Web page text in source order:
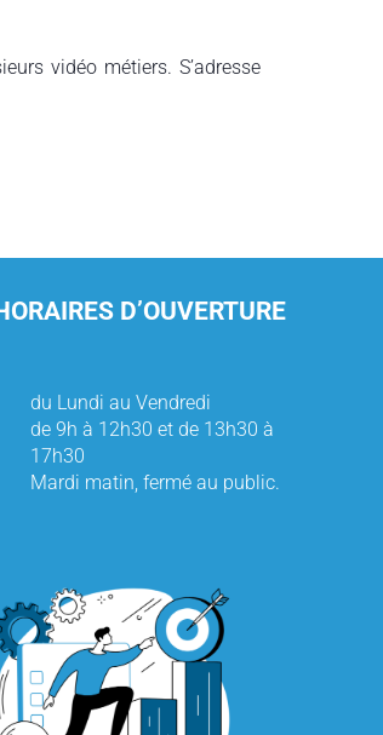
vidéo métiers. S’adresse
D’OUVERTURE
du Lundi au Vendredi
de 9h à 12h30 et de 13h30 à
17h30
Mardi matin, fermé au public.